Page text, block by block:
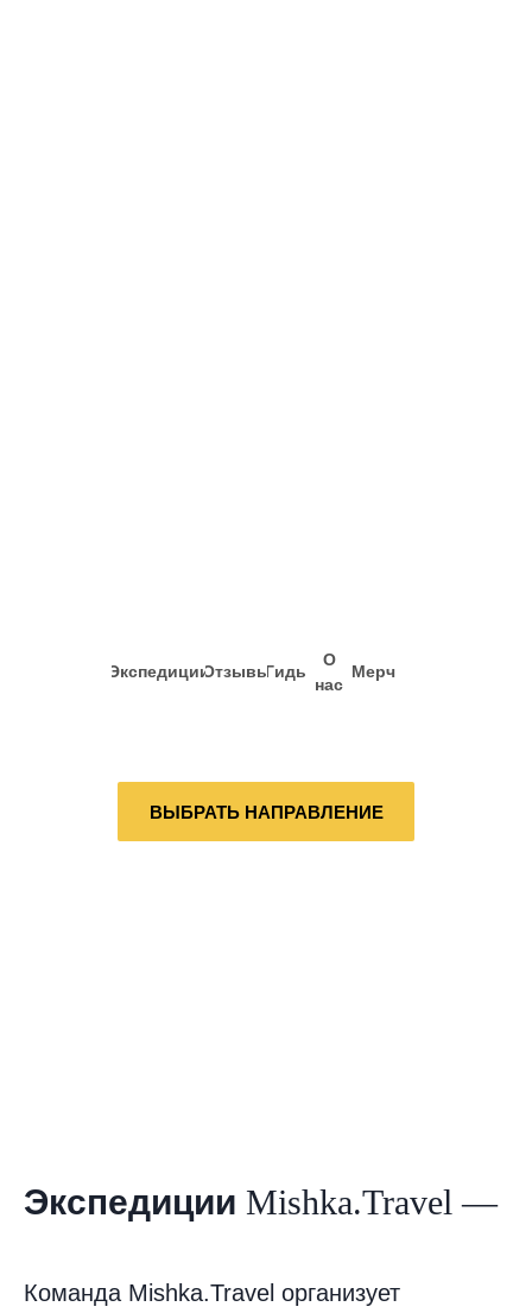
ВЫБРАТЬ НАПРАВЛЕНИЕ
ЭкспедицииОтзывыГиды
О
нас
Мерч
Экспедиции Mishka.Travel —
Команда Mishka.Travel организует